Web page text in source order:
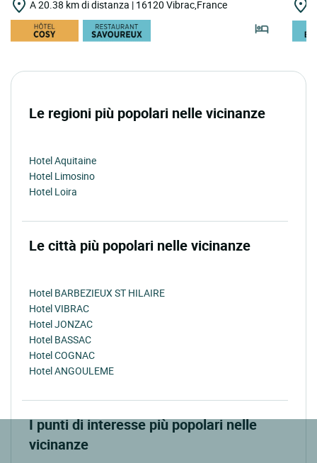
A 20.38 km di distanza | 16120 Vibrac,France
Le regioni più popolari nelle vicinanze
Hotel Aquitaine
Hotel Limosino
Hotel Loira
Le città più popolari nelle vicinanze
Hotel BARBEZIEUX ST HILAIRE
Hotel VIBRAC
Hotel JONZAC
Hotel BASSAC
Hotel COGNAC
Hotel ANGOULEME
I punti di interesse più popolari nelle
vicinanze